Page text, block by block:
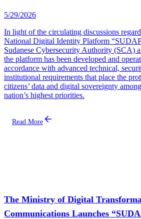
5/29/2026
In light of the circulating discussions
National Digital Identity Platform
Sudanese Cybersecurity Authority (SCA)
the platform has been developed and
accordance with advanced technical,
institutional requirements that place the
citizens’ data and digital sovereignty
nation’s highest priorities.
Read More
The Ministry of Digital
Communications Launches